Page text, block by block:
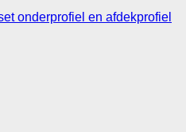
onderprofiel en afdekprofiel